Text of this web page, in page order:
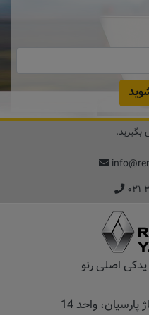
بگیرید.
اصلی رنو
واحد 14